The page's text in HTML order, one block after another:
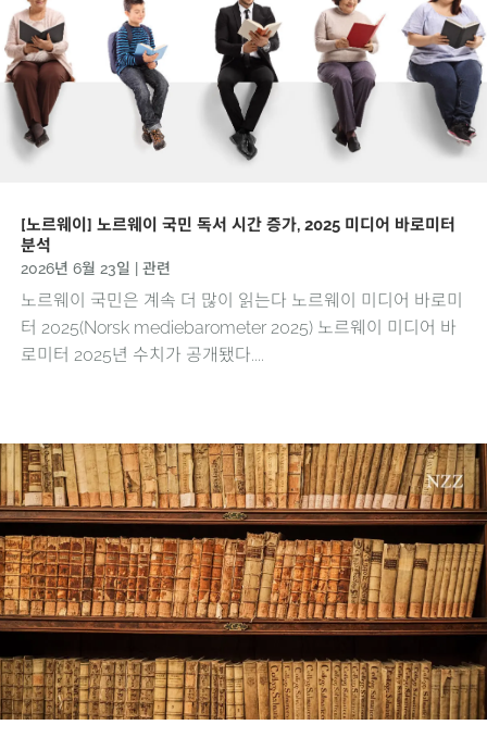
[노르웨이] 노르웨이 국민 독서 시간 증가, 2025 미디어 바로미터
분석
2026년 6월 23일 관련
노르웨이 국민은 계속 더 많이 읽는다 노르웨이 미디어 바로미
터 2025(Norsk mediebarometer 2025) 노르웨이 미디어 바
로미터 2025년 수치가 공개됐다....